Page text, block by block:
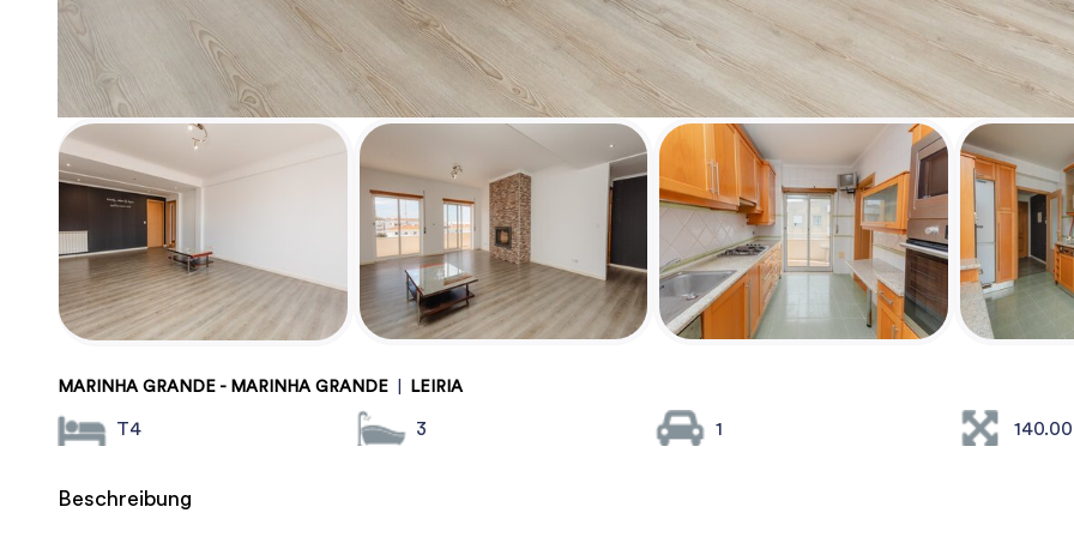
MARINHA GRANDE - MARINHA GRANDE LEIRIA
T4 3 1
Beschreibung